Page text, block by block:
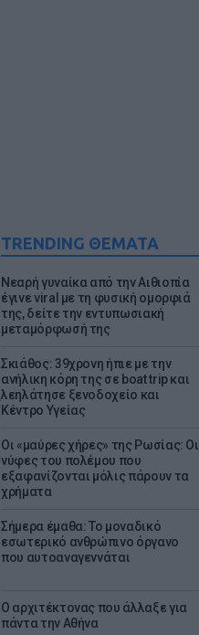
TRENDING ΘΕΜΑΤΑ
Νεαρή γυναίκα από την Αιθιοπία
έγινε viral με τη φυσική ομορφιά
της, δείτε την εντυπωσιακή
μεταμόρφωσή της
Σκιάθος: 39χρονη ήπιε με την
ανήλικη κόρη της σε boat trip και
λεηλάτησε ξενοδοχείο και
Κέντρο Υγείας
Οι «μαύρες χήρες» της Ρωσίας: Οι
νύφες του πολέμου που
εξαφανίζονται μόλις πάρουν τα
χρήματα
Σήμερα έμαθα: Το μοναδικό
εσωτερικό ανθρώπινο όργανο
που αυτοαναγεννάται
Ο αρχιτέκτονας που άλλαξε για
πάντα την Αθήνα